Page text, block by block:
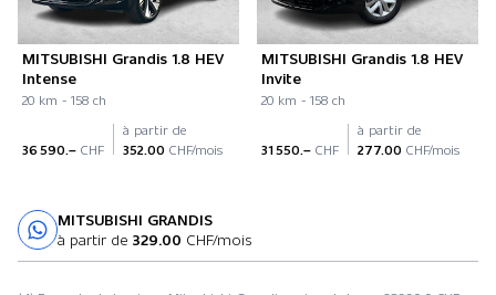
MITSUBISHI Grandis 1.8 HEV
Intense
20 km - 158 ch
36 590.– CHF
à partir de
352.00 CHF/mois
MITSUBISHI Grandis 1.8 HEV
Invite
20 km - 158 ch
31 550.– CHF
à partir de
277.00 CHF/mois
MITSUBISHI GRANDIS
à partir de 329.00 CHF/mois